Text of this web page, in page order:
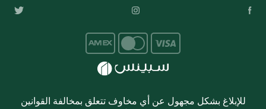
للإبلاغ بشكل مجهول عن أي مخاوف تتعلق بمخالفة القوانين